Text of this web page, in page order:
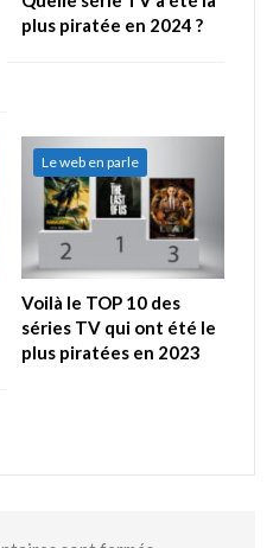
plus piratée en 2024 ?
Le web en parle
Voilà le TOP 10 des
séries TV qui ont été le
plus piratées en 2023